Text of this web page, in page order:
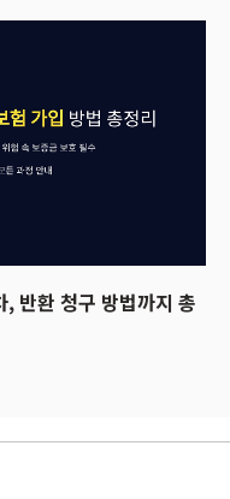
반환 청구 방법까지 총